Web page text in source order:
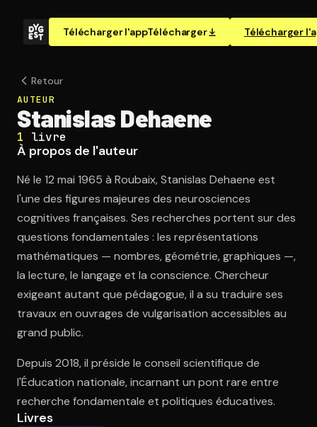
Télécharger l'appTélécharger Télécharger
Ouvre l'app Appareil photo, pointe sur le code. C'est gratuit à
Retour
AUTEUR
Stanislas Dehaene
1 livre
À propos de l'auteur
Né le 12 mai 1965 à Roubaix, Stanislas Dehaene est
l'une des figures majeures des neurosciences
cognitives françaises. Ses recherches portent sur des
questions fondamentales : les représentations
mathématiques — nombres, géométrie, graphiques —,
la lecture, le langage et la conscience. Chercheur
exigeant autant que pédagogue, il a su traduire ses
travaux en ouvrages de vulgarisation accessibles au
grand public.
Depuis 2018, il préside le conseil scientifique de
l'Éducation nationale, incarnant un pont rare entre
recherche fondamentale et politiques éducatives.
Livres